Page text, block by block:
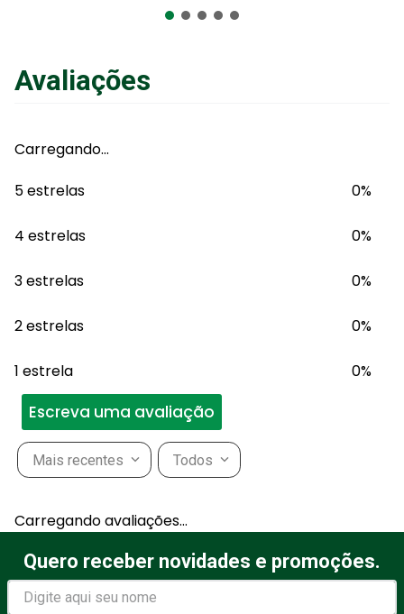
R$449 90 em até
Adicionar ao Carrinho
Avaliações
Carregando…
5 estrelas
0%
4 estrelas 0%
3 estrelas 0%
2 estrelas 0%
1 estrela 0%
Escreva uma avaliação
Mais recentes Todos
Carregando avaliações…
Quero receber novidades e promoções.